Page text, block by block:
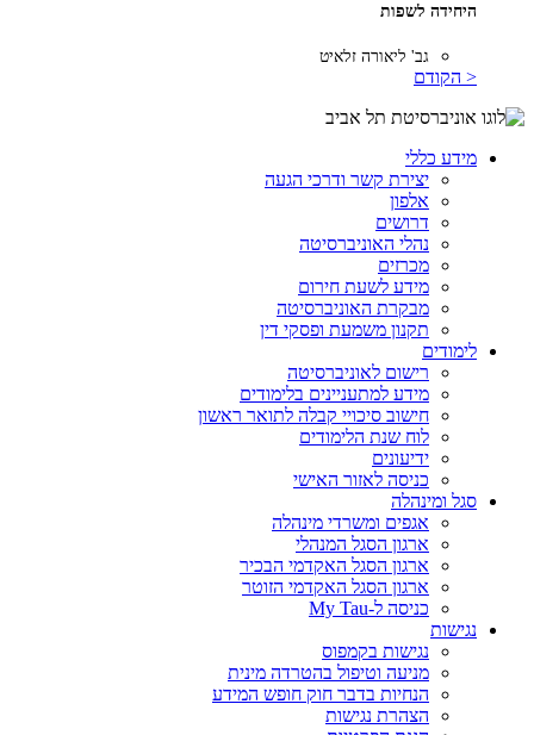
היחידה לשפות
גב' ליאורה זלאיט
< הקודם
מידע כללי
יצירת קשר ודרכי הגעה
אלפון
דרושים
נהלי האוניברסיטה
מכרזים
מידע לשעת חירום
מבקרת האוניברסיטה
תקנון משמעת ופסקי דין
לימודים
רישום לאוניברסיטה
מידע למתעניינים בלימודים
חישוב סיכויי קבלה לתואר ראשון
לוח שנת הלימודים
ידיעונים
כניסה לאזור האישי
סגל ומינהלה
אגפים ומשרדי מינהלה
ארגון הסגל המנהלי
ארגון הסגל האקדמי הבכיר
ארגון הסגל האקדמי הזוטר
כניסה ל-My Tau
נגישות
נגישות בקמפוס
מניעה וטיפול בהטרדה מינית
הנחיות בדבר חוק חופש המידע
הצהרת נגישות